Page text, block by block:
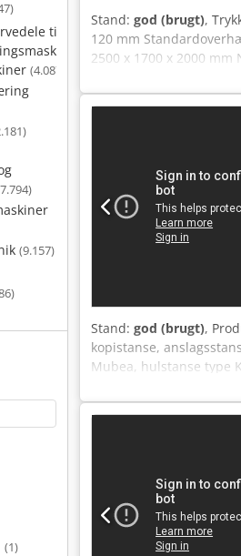
til
(4.087)
(9.157)
(1)
Stand: god (brugt),
120 mm
2500 x 1700 x 2000
robust/kraftig
MATIC 82" *
separat styreskab -
pladeafviser - 1 x frit
Stand: god (brugt),
kopistanse,
Mubea, hulstanse type
Anqsf - Udladning:
kg